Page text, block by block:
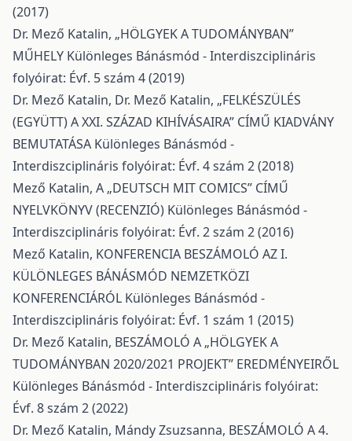
(2017)
Dr. Mező Katalin, „HÖLGYEK A TUDOMÁNYBAN”
MŰHELY Különleges Bánásmód - Interdiszciplináris
folyóirat: Évf. 5 szám 4 (2019)
Dr. Mező Katalin, Dr. Mező Katalin, „FELKÉSZÜLÉS
(EGYÜTT) A XXI. SZÁZAD KIHÍVÁSAIRA” CÍMŰ KIADVÁNY
BEMUTATÁSA Különleges Bánásmód -
Interdiszciplináris folyóirat: Évf. 4 szám 2 (2018)
Mező Katalin, A „DEUTSCH MIT COMICS” CÍMŰ
NYELVKÖNYV (RECENZIÓ) Különleges Bánásmód -
Interdiszciplináris folyóirat: Évf. 2 szám 2 (2016)
Mező Katalin, KONFERENCIA BESZÁMOLÓ AZ I.
KÜLÖNLEGES BÁNÁSMÓD NEMZETKÖZI
KONFERENCIÁRÓL Különleges Bánásmód -
Interdiszciplináris folyóirat: Évf. 1 szám 1 (2015)
Dr. Mező Katalin, BESZÁMOLÓ A „HÖLGYEK A
TUDOMÁNYBAN 2020/2021 PROJEKT” EREDMÉNYEIRŐL
Különleges Bánásmód - Interdiszciplináris folyóirat:
Évf. 8 szám 2 (2022)
Dr. Mező Katalin, Mándy Zsuzsanna, BESZÁMOLÓ A 4.